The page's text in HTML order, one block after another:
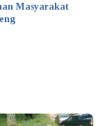
Masyarakat